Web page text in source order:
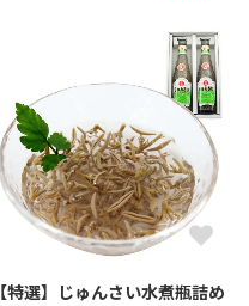
【特選】じゅんさい水煮瓶詰め